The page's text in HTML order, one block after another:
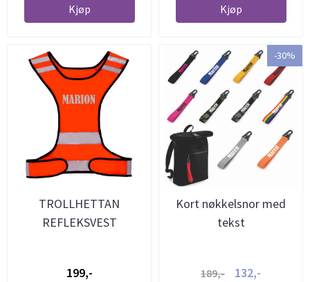
Kjøp Kjøp
TROLLHETTAN
REFLEKSVEST
199,-
-30%
Kort nøkkelsnor med
tekst
189,- 132,-